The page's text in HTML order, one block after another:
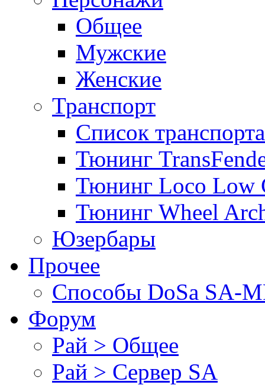
Общее
Мужские
Женские
Транспорт
Список транспорта
Тюнинг
Тюнинг Loco Low
Тюнинг Wheel
Юзербары
Прочее
Cпособы DoSа SA-
Форум
Рай > Общее
Рай > Сервер SA